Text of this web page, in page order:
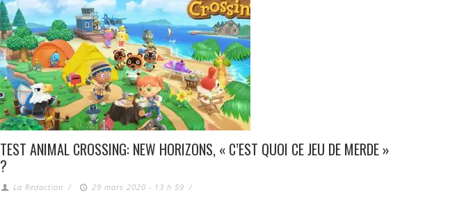
TEST ANIMAL CROSSING: NEW HORIZONS, « C’EST QUOI CE JEU DE MERDE »
?
La Redaction / 29 mars 2020 - 13 h 59 /